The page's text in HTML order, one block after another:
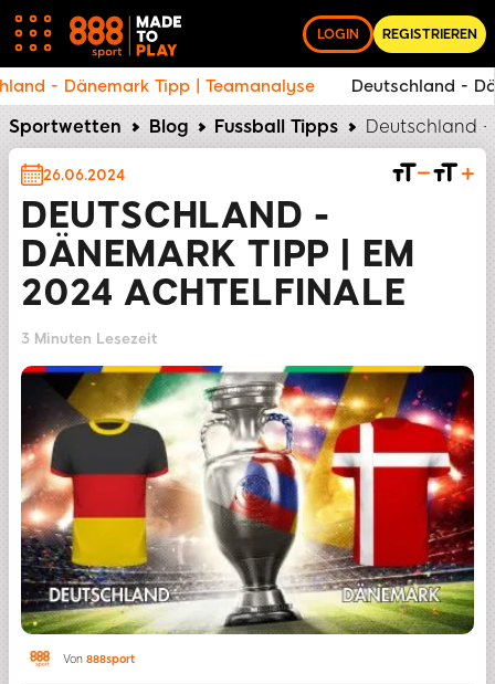
LOGIN REGISTRIEREN
Sportwetten Blog Fussball Tipps Deutschland
DEUTSCHLAND -
DÄNEMARK TIPP | EM
2024 ACHTELFINALE
26.06.2024
3 Minuten Lesezeit
Von 888sport
Deutschland - Dänemark Tipp | Teamanalyse